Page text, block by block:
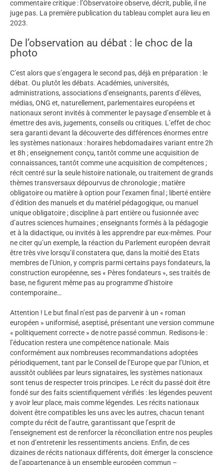
commentaire critique : l’Observatoire observe, décrit, publie, il ne
juge pas. La première publication du tableau complet aura lieu en
2023.
De l’observation au débat : le choc de la
photo
C’est alors que s’engagera le second pas, déjà en préparation : le
débat. Ou plutôt les débats. Académies, universités,
administrations, associations d’enseignants, parents d’élèves,
médias, ONG et, naturellement, parlementaires européens et
nationaux seront invités à commenter le paysage d’ensemble et à
émettre des avis, jugements, conseils ou critiques. L’effet de choc
sera garanti devant la découverte des différences énormes entre
les systèmes nationaux : horaires hebdomadaires variant entre 2h
et 8h ; enseignement conçu, tantôt comme une acquisition de
connaissances, tantôt comme une acquisition de compétences ;
récit centré sur la seule histoire nationale, ou traitement de grands
thèmes transversaux dépourvus de chronologie ; matière
obligatoire ou matière à option pour l’examen final ; liberté entière
d’édition des manuels et du matériel pédagogique, ou manuel
unique obligatoire ; discipline à part entière ou fusionnée avec
d’autres sciences humaines ; enseignants formés à la pédagogie
et à la didactique, ou invités à les apprendre par eux-mêmes. Pour
ne citer qu’un exemple, la réaction du Parlement européen devrait
être très vive lorsqu’il constatera que, dans la moitié des Etats
membres de l’Union, y compris parmi certains pays fondateurs, la
construction européenne, ses « Pères fondateurs », ses traités de
base, ne figurent même pas au programme d’histoire
contemporaine…
Attention ! Le but final n’est pas de parvenir à un « roman
européen » uniformisé, aseptisé, présentant une version commune
« politiquement correcte » de notre passé commun. Redisons-le :
l’éducation restera une compétence nationale. Mais
conformément aux nombreuses recommandations adoptées
périodiquement, tant par le Conseil de l’Europe que par l’Union, et
aussitôt oubliées par leurs signataires, les systèmes nationaux
sont tenus de respecter trois principes. Le récit du passé doit être
fondé sur des faits scientifiquement vérifiés : les légendes peuvent
y avoir leur place, mais comme légendes. Les récits nationaux
doivent être compatibles les uns avec les autres, chacun tenant
compte du récit de l’autre, garantissant que l’esprit de
l’enseignement est de renforcer la réconciliation entre nos peuples
et non d’entretenir les ressentiments anciens. Enfin, de ces
dizaines de récits nationaux différents, doit émerger la conscience
de l’appartenance à un ensemble européen commun –